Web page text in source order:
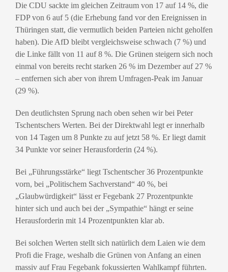
Die CDU sackte im gleichen Zeitraum von 17 auf 14 %, die
FDP von 6 auf 5 (die Erhebung fand vor den Ereignissen in
Thüringen statt, die vermutlich beiden Parteien nicht geholfen
haben). Die AfD bleibt vergleichsweise schwach (7 %) und
die Linke fällt von 11 auf 8 %. Die Grünen steigern sich noch
einmal von bereits recht starken 26 % im Dezember auf 27 %
– entfernen sich aber von ihrem Umfragen-Peak im Januar
(29 %).
Den deutlichsten Sprung nach oben sehen wir bei Peter
Tschentschers Werten. Bei der Direktwahl legt er innerhalb
von 14 Tagen um 8 Punkte zu auf jetzt 58 %. Er liegt damit
34 Punkte vor seiner Herausforderin (24 %).
Bei „Führungsstärke“ liegt Tschentscher 36 Prozentpunkte
vorn, bei „Politischem Sachverstand“ 40 %, bei
„Glaubwürdigkeit“ lässt er Fegebank 27 Prozentpunkte
hinter sich und auch bei der „Sympathie“ hängt er seine
Herausforderin mit 14 Prozentpunkten klar ab.
Bei solchen Werten stellt sich natürlich dem Laien wie dem
Profi die Frage, weshalb die Grünen von Anfang an einen
massiv auf Frau Fegebank fokussierten Wahlkampf führten.